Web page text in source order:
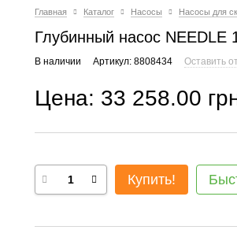
Главная Каталог Насосы Насосы для
Глубинный насос NEEDLE
В наличии Артикул: 8808434 Оставить
Цена: 33 258.00
Купить!